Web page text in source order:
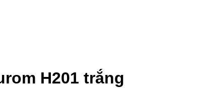
H201 trắng